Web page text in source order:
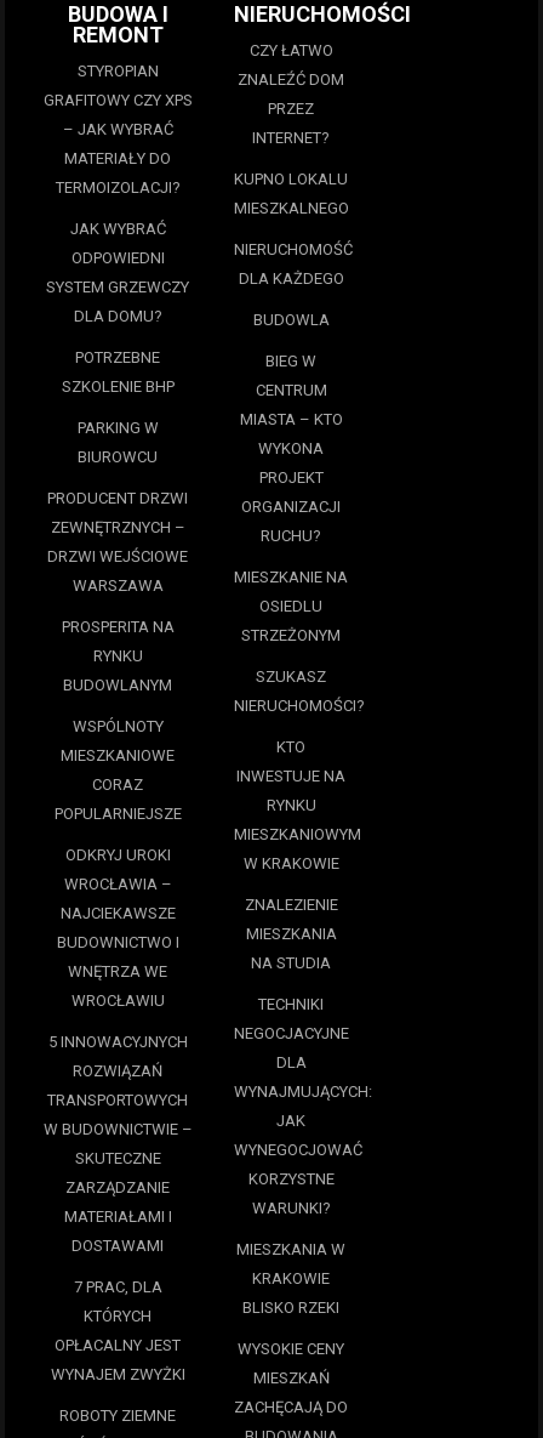
BUDOWA I
REMONT
STYROPIAN
GRAFITOWY CZY XPS
– JAK WYBRAĆ
MATERIAŁY DO
TERMOIZOLACJI?
JAK WYBRAĆ
ODPOWIEDNI
SYSTEM GRZEWCZY
DLA DOMU?
POTRZEBNE
SZKOLENIE BHP
PARKING W
BIUROWCU
PRODUCENT DRZWI
ZEWNĘTRZNYCH –
DRZWI WEJŚCIOWE
WARSZAWA
PROSPERITA NA
RYNKU
BUDOWLANYM
WSPÓLNOTY
MIESZKANIOWE
CORAZ
POPULARNIEJSZE
ODKRYJ UROKI
WROCŁAWIA –
NAJCIEKAWSZE
BUDOWNICTWO I
WNĘTRZA WE
WROCŁAWIU
5 INNOWACYJNYCH
ROZWIĄZAŃ
TRANSPORTOWYCH
W BUDOWNICTWIE –
SKUTECZNE
ZARZĄDZANIE
MATERIAŁAMI I
DOSTAWAMI
7 PRAC, DLA
KTÓRYCH
OPŁACALNY JEST
WYNAJEM ZWYŻKI
ROBOTY ZIEMNE
NIERUCHOMOŚCI
CZY ŁATWO
ZNALEŹĆ DOM
PRZEZ
INTERNET?
KUPNO LOKALU
MIESZKALNEGO
NIERUCHOMOŚĆ
DLA KAŻDEGO
BUDOWLA
BIEG W
CENTRUM
MIASTA – KTO
WYKONA
PROJEKT
ORGANIZACJI
RUCHU?
MIESZKANIE NA
OSIEDLU
STRZEŻONYM
SZUKASZ
NIERUCHOMOŚCI?
KTO
INWESTUJE NA
RYNKU
MIESZKANIOWYM
W KRAKOWIE
ZNALEZIENIE
MIESZKANIA
NA STUDIA
TECHNIKI
NEGOCJACYJNE
DLA
WYNAJMUJĄCYCH:
JAK
WYNEGOCJOWAĆ
KORZYSTNE
WARUNKI?
MIESZKANIA W
KRAKOWIE
BLISKO RZEKI
WYSOKIE CENY
MIESZKAŃ
ZACHĘCAJĄ DO